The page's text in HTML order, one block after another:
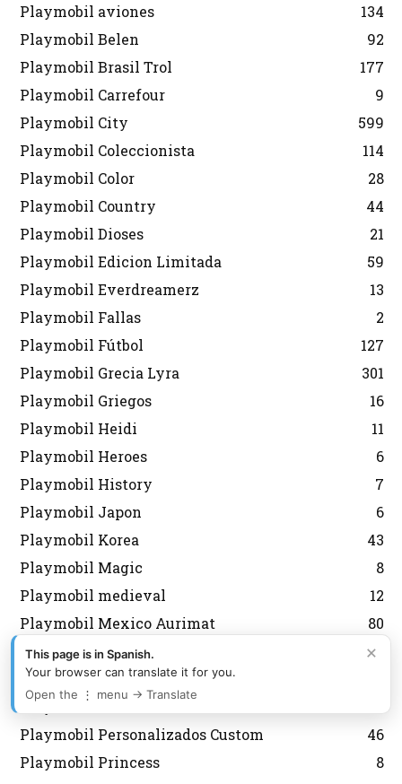
Playmobil aviones
134
Playmobil Belen
92
Playmobil Brasil Trol
177
Playmobil Carrefour
9
Playmobil City
599
Playmobil Coleccionista
114
Playmobil Color
28
Playmobil Country
44
Playmobil Dioses
21
Playmobil Edicion Limitada
59
Playmobil Everdreamerz
13
Playmobil Fallas
2
Playmobil Fútbol
127
Playmobil Grecia Lyra
301
Playmobil Griegos
16
Playmobil Heidi
11
Playmobil Heroes
6
Playmobil History
7
Playmobil Japon
6
Playmobil Korea
43
Playmobil Magic
8
Playmobil medieval
12
Playmobil Mexico Aurimat
80
Playmobil Militares Soldados
67
Playmobil navidad
Playmobil Nordistas
Playmobil Personalizados Custom
46
Playmobil Princess
8
×
This page is in Spanish.
Your browser can translate it for you.
Open the ⋮ menu → Translate